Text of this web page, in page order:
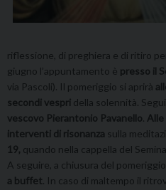
riflessione, di preghiera e di ritiro
giugno l’appuntamento è presso il
via Pascoli). Il pomeriggio si aprirà
secondi vespri della solennità.
vescovo Pierantonio Pavanello
interventi di risonanza sulla
19, quando nella cappella del
A seguire, a chiusura del
a buffet . In caso di maltempo il